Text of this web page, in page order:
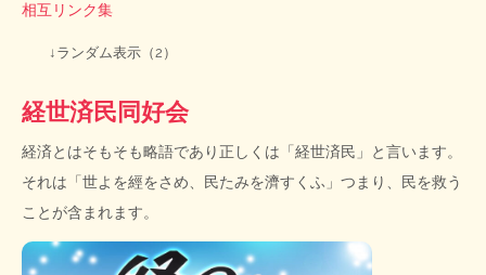
相互リンク集
↓ランダム表示（2）
経世済民同好会
経済とはそもそも略語であり正しくは「経世済民」と言います。
それは「世よを經をさめ、民たみを濟すくふ」つまり、民を救う
ことが含まれます。